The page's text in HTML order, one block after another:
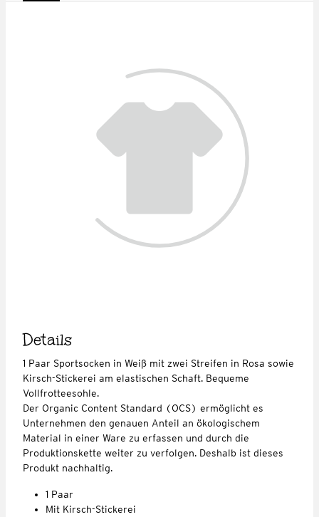
Details
1 Paar Sportsocken in Weiß mit zwei Streifen in Rosa sowie
Kirsch-Stickerei am elastischen Schaft. Bequeme
Vollfrotteesohle.
Der Organic Content Standard (OCS) ermöglicht es
Unternehmen den genauen Anteil an ökologischem
Material in einer Ware zu erfassen und durch die
Produktionskette weiter zu verfolgen. Deshalb ist dieses
Produkt nachhaltig.
1 Paar
Mit Kirsch-Stickerei